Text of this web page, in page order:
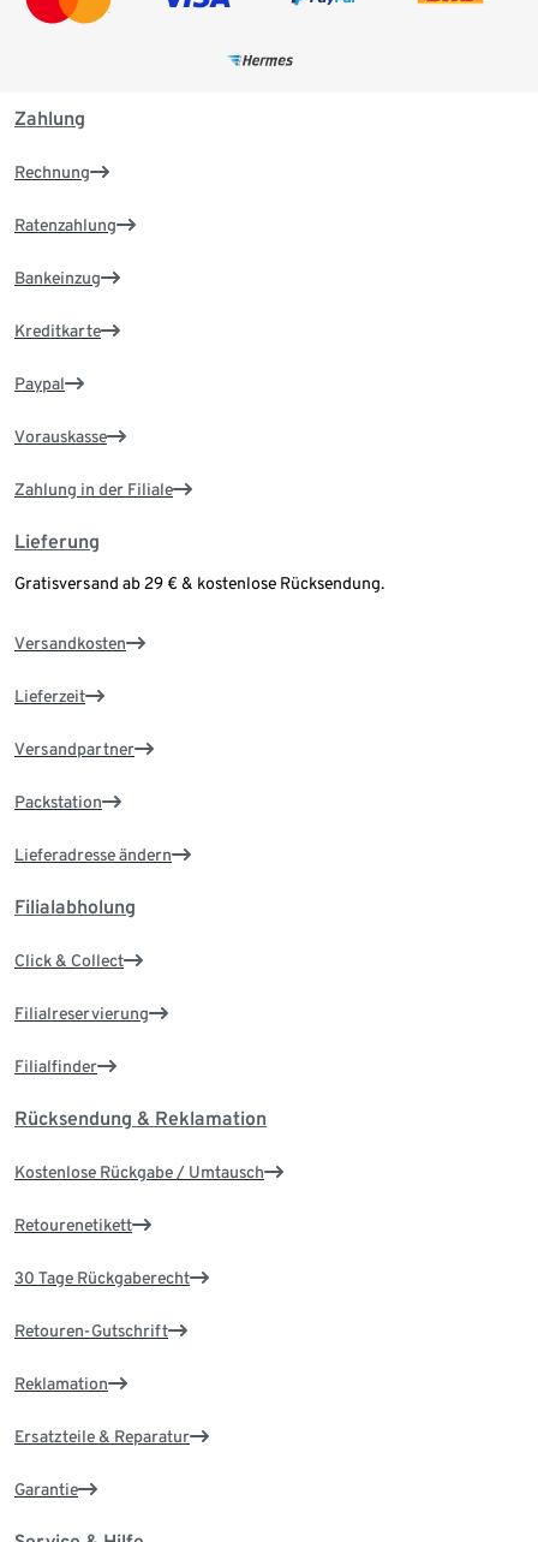
Zahlung
Rechnung
Ratenzahlung
Bankeinzug
Kreditkarte
Paypal
Vorauskasse
Zahlung in der Filiale
Lieferung
Gratisversand ab 29 € & kostenlose Rücksendung.
Versandkosten
Lieferzeit
Versandpartner
Packstation
Lieferadresse ändern
Filialabholung
Click & Collect
Filialreservierung
Filialfinder
Rücksendung & Reklamation
Kostenlose Rückgabe / Umtausch
Retourenetikett
30 Tage Rückgaberecht
Retouren-Gutschrift
Reklamation
Ersatzteile & Reparatur
Garantie